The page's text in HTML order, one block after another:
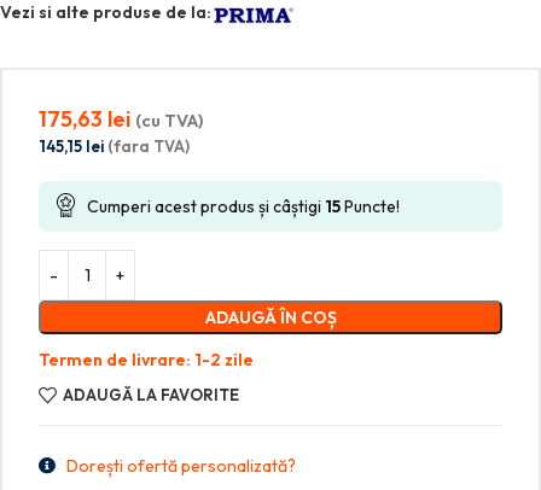
Vezi si alte produse de la:
175,63 lei (cu TVA)
145,15 lei (fara TVA)
Cumperi acest produs și câștigi 15Puncte!
ADAUGĂ ÎN COȘ
Termen de livrare: 1-2 zile
ADAUGĂ LA FAVORITE
Dorești ofertă personalizată?